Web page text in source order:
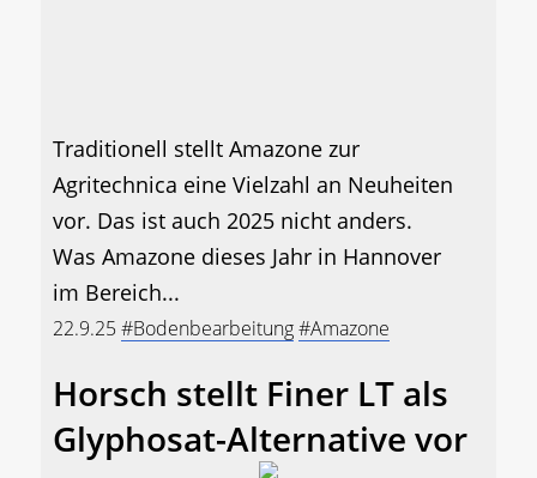
Traditionell stellt Amazone zur
Agritechnica eine Vielzahl an Neuheiten
vor. Das ist auch 2025 nicht anders.
Was Amazone dieses Jahr in Hannover
im Bereich...
22.9.25#Bodenbearbeitung#Amazone
Horsch stellt Finer LT als
Glyphosat-Alternative vor